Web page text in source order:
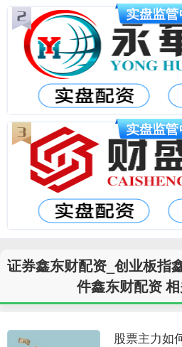
证券鑫东财配资_创业板指
件鑫东财配资